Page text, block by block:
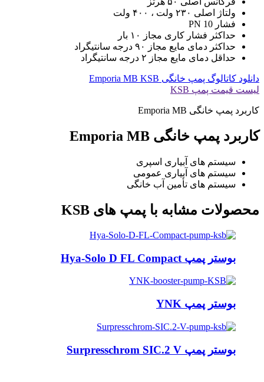
ولتاژ اصلی ۲۳۰ ولت ، ۴۰۰ ولت
فشار PN 10
حداکثر فشار کاری مجاز ۱۰ بار
حداکثر دمای مایع مجاز ۹۰ درجه سانتیگراد
حداقل دمای مایع مجاز ۲ درجه سانتیگراد
دانلود کاتالوگ پمپ خانگی Emporia MB KSB
لیست قیمت پمپ KSB
کاربرد پمپ خانگی Emporia MB
کاربرد پمپ خانگی Emporia MB
سیستم های آبیاری اسپری
سیستم های آبیاری عمومی
سیستم های تأمین آب خانگی
محصولات مشابه با پمپ های KSB
بوستر پمپ Hya-Solo D FL Compact
بوستر پمپ YNK
بوستر پمپ Surpresschrom SIC.2 V